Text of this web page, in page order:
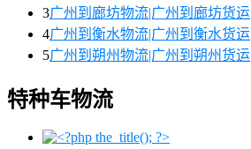
3广州到廊坊物流|广州到廊坊货运
4广州到衡水物流|广州到衡水货运
5广州到朔州物流|广州到朔州货运
特种车物流